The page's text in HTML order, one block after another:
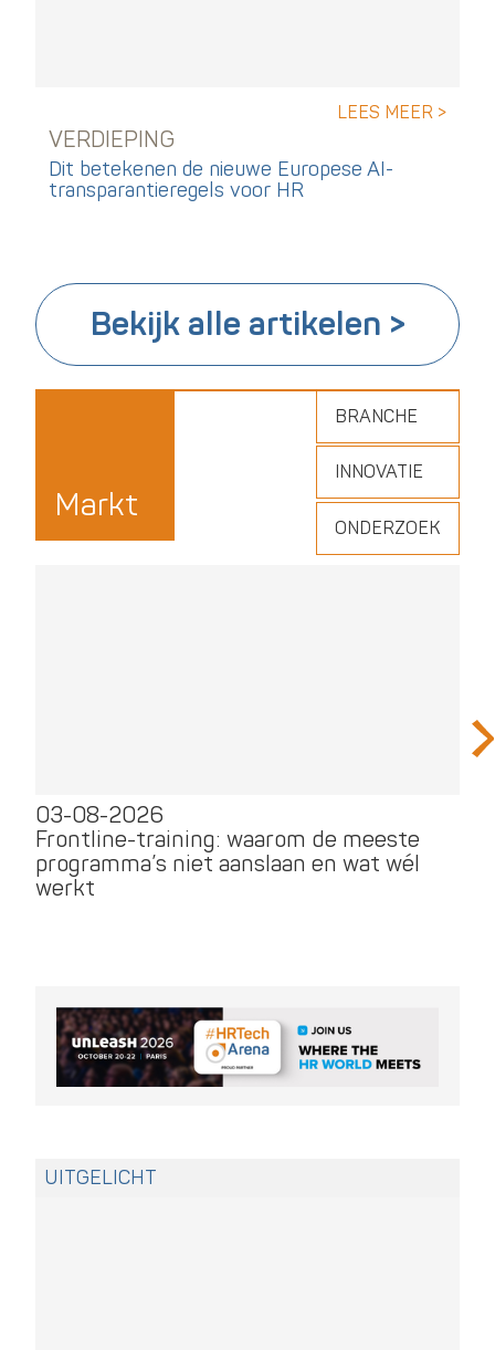
Dit betekenen de nieuwe Europese AI-
transparantieregels voor HR
VERDIEPING
LEES MEER >
Bekijk alle artikelen >
Markt
BRANCHE
INNOVATIE
ONDERZOEK
03-08-2026
Frontline-training: waarom de meeste
programma’s niet aanslaan en wat wél
werkt
UITGELICHT